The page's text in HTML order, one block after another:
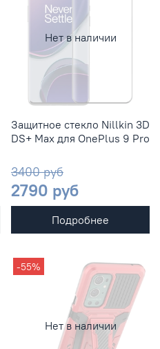
Нет в наличии
Защитное стекло Nillkin 3D
DS+ Max для OnePlus 9 Pro
3400 руб
2790 руб
Подробнее
Нет в наличии
-55%